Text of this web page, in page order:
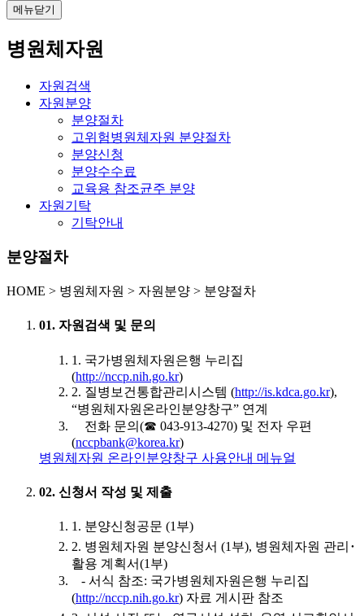
메뉴닫기
병원체자원
자원검색
자원분양
분양절차
고위험병원체자원 분양절차
분양신청
분양수수료
교육용 참조균주 분양
자원기탁
기탁안내
분양절차
HOME > 병원체자원 > 자원분양 > 분양절차
01. 자원검색 및 문의
1. 국가병원체자원은행 누리집
(http://nccp.nih.go.kr)
2. 질병보건통합관리시스템 (http://is.kdca.go.kr),
“병원체자원온라인분양창구” 연계
전화 문의(☎ 043-913-4270) 및 전자 우편
(nccpbank@korea.kr)
병원체자원 온라인분양창구 사용안내 메뉴얼
02. 신청서 작성 및 제출
1. 분양신청공문 (1부)
2. 병원체자원 분양신청서 (1부), 병원체자원 관리･
활용 계획서(1부)
- 서식 참조: 국가병원체자원은행 누리집
(http://nccp.nih.go.kr) 자료 게시판 참조